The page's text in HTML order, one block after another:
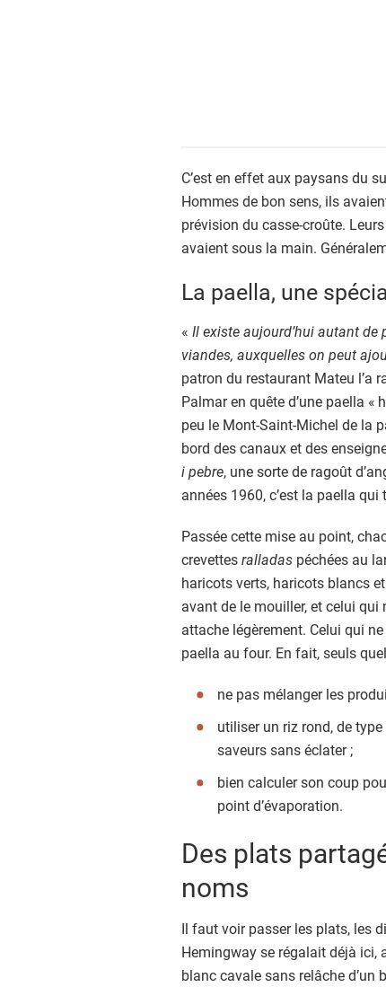
C’est en effet aux paysans du
Hommes de bon sens, ils
prévision du casse-croûte.
avaient sous la main.
La paella, une
« Il existe aujourd’hui autant de
viandes, auxquelles on peut
patron du restaurant Mateu l’a
Palmar en quête d’une paella «
peu le Mont-Saint-Michel de la
bord des canaux et des
i pebre, une sorte de ragoût
années 1960, c’est la paella qui
Passée cette mise au point,
crevettesralladas péchées au
haricots verts, haricots blancs
avant de le mouiller, et celui
attache légèrement. Celui qui
paella au four. En fait, seuls
ne pas mélanger les
utiliser un riz rond, de
saveurs sans éclater ;
bien calculer son coup
point d’évaporation.
Des plats
noms
Il faut voir passer les plats, les
Hemingway se régalait déjà ici,
blanc cavale sans relâche d’un